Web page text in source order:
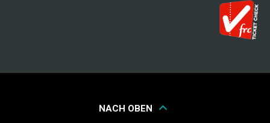
NACH OBEN